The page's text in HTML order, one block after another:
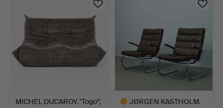
MICHEL DUCAROY. "Togo";
JØRGEN KASTHOLM.